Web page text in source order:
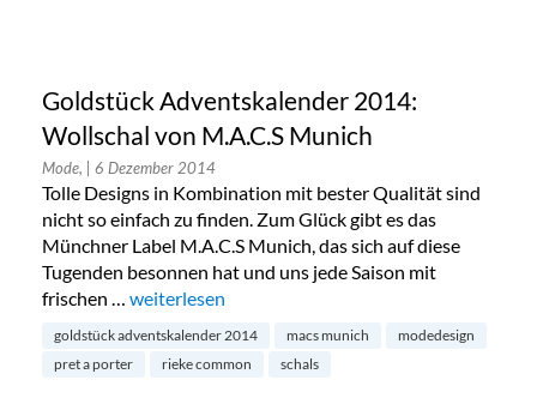
Goldstück Adventskalender 2014:
Wollschal von M.A.C.S Munich
Mode, | 6 Dezember 2014
Tolle Designs in Kombination mit bester Qualität sind
nicht so einfach zu finden. Zum Glück gibt es das
Münchner Label M.A.C.S Munich, das sich auf diese
Tugenden besonnen hat und uns jede Saison mit
frischen … „Goldstück Adventskalender 2014: Wollschal
weiterlesen
goldstück adventskalender 2014 macs munich
modedesign
pret a porter
rieke common schals